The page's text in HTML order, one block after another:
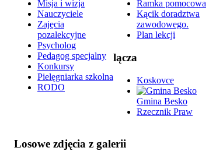
Misja i wizja
Nauczyciele
Zajęcia
pozalekcyjne
Psycholog
Pedagog specjalny
Konkursy
Pielęgniarka szkolna
RODO
Ramka pomocowa
Kącik doradztwa
zawodowego.
Plan lekcji
lącza
Koskovce
Gmina Besko
Rzecznik Praw
Losowe zdjęcia z galerii